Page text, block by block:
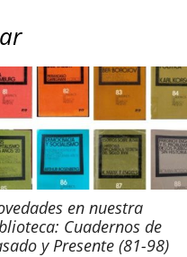
en nuestra
Cuadernos de
y Presente (81-98)